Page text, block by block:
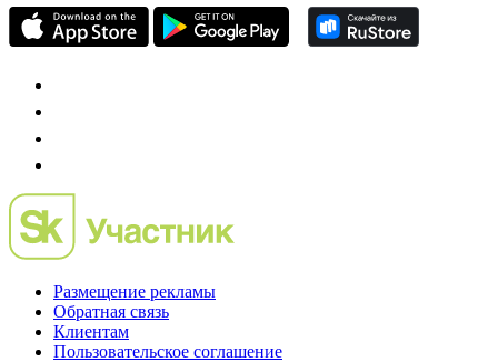
проект о российском рынке M&A
Preqveca.ru